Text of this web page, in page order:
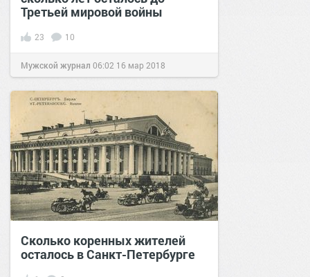
Третьей мировой войны
23 10
Мужской журнал 06:02 16 мар 2018
Сколько коренных жителей
осталось в Санкт-Петербурге